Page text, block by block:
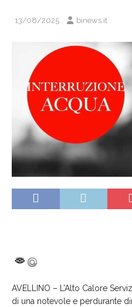
13/08/2025 binews.it
AVELLINO – L’Alto Calore
di una notevole e perdurante